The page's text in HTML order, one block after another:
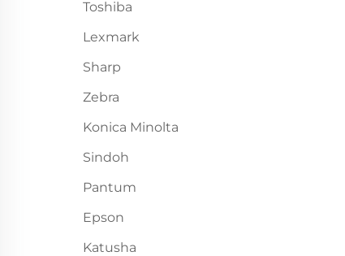
Toshiba
Lexmark
Sharp
Zebra
Konica Minolta
Sindoh
Pantum
Epson
Katusha